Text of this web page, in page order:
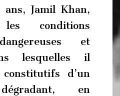
ans, Jamil Khan,
conditions
et
lesquelles il
d’un
en